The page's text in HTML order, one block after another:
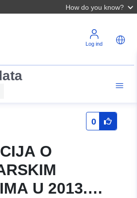
How do you know?
Log ind
0
O
U 2013.